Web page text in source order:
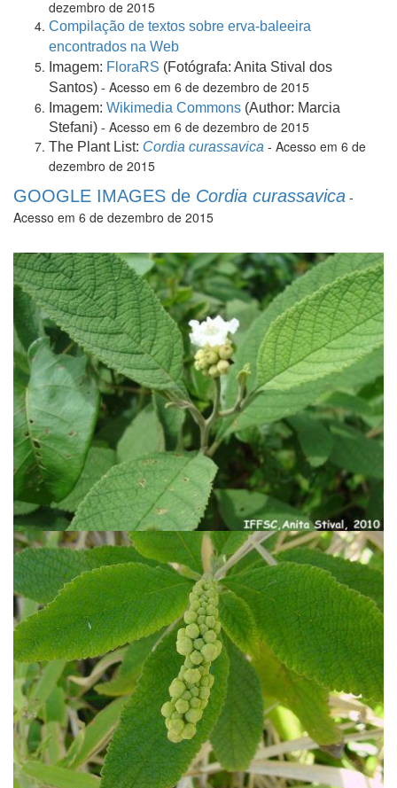
dezembro de 2015
Compilação de textos sobre erva-baleeira
encontrados na Web
Imagem: FloraRS (Fotógrafa: Anita Stival dos
Santos) - Acesso em 6 de dezembro de 2015
Imagem: Wikimedia Commons (Author: Marcia
Stefani) - Acesso em 6 de dezembro de 2015
The Plant List: Cordia curassavica - Acesso em 6 de
dezembro de 2015
GOOGLE IMAGES de Cordia curassavica -
Acesso em 6 de dezembro de 2015